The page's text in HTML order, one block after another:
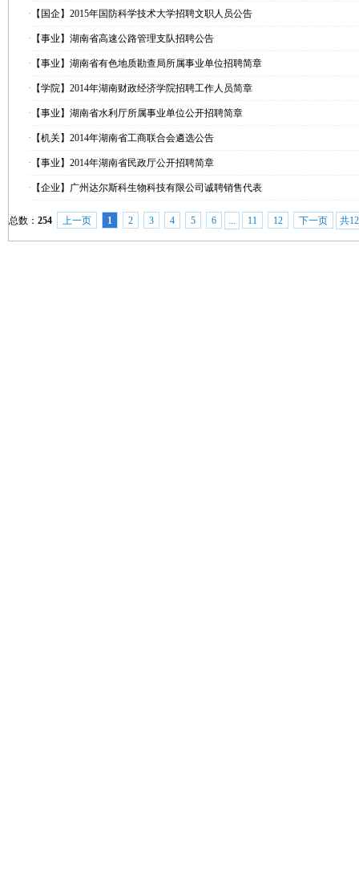
· 【国企】2015年国防科学技术大学招聘文职人员公告
· 【事业】湖南省高速公路管理支队招聘公告
· 【事业】湖南省有色地质勘查局所属事业单位招聘简章
· 【学院】2014年湖南财政经济学院招聘工作人员简章
· 【事业】湖南省水利厅所属事业单位公开招聘简章
· 【机关】2014年湖南省工商联合会遴选公告
· 【事业】2014年湖南省民政厅公开招聘简章
· 【企业】广州达尔斯科生物科技有限公司诚聘销售代表
总数： 254 上一页 1 2 3 4 5 6 ... 11 12 下一页 共